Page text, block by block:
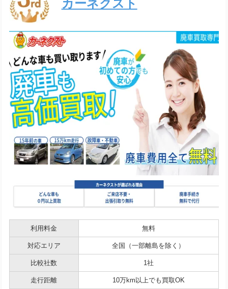
カーネクスト
利用料金 無料
対応エリア 全国（一部離島を除く）
比較社数 1社
走行距離 10万km以上でも買取OK